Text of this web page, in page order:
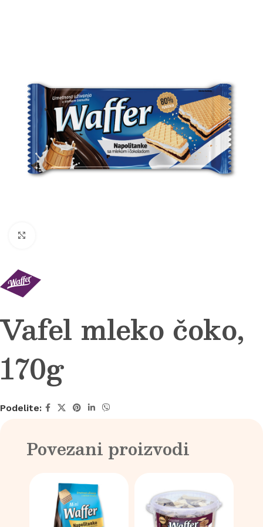
Vafel mleko čoko,
170g
Podelite:
Povezani proizvodi